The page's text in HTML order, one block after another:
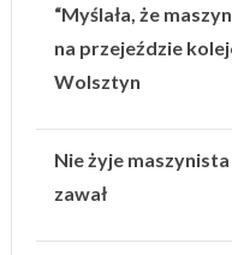
“Myślała, że
na przejeździe
Wolsztyn
Nie żyje
zawał